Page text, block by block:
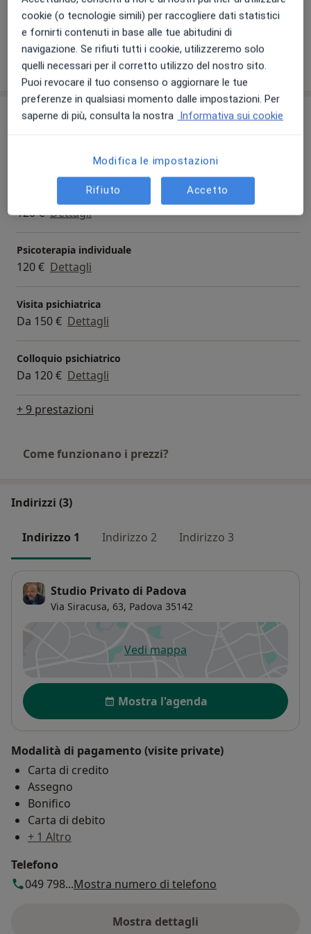
Diagnosi
– Formazione specialistica in Suicidologia
– Prevenzione Terziaria (reinserimento sociale, lotta
allo stigma)
– Certificazioni (IVG, Porto d’armi, etc.)
– Visite domiciliari
– Competenza per consulenze in lingua Inglese e
Psicoanalista formato con il Prof. Arnaldo Petterlini
Curriculum vitae completo su:
www.andreacostacurta.it
Visualizza galleria (1)
Mostra dettagli
sull'esperienza
Prestazioni e prezzi
120 € Dettagli
Psicoterapia individuale
120 € Dettagli
Visita psichiatrica
Da 150 € Dettagli
Colloquio psichiatrico
Da 120 € Dettagli
+ 9 prestazioni
Come funzionano i prezzi?
Indirizzi (3)
Indirizzo 1 Indirizzo 2 Indirizzo 3
Studio Privato di Padova
Via Siracusa, 63, Padova 35142
Vedi mappasi apre in una nuova scheda
Disponibilità
Mostra l'agenda
Modalità di pagamento (visite private)
Carta di credito
Assegno
Bonifico
Carta di debito
+ 1 Altro
Telefono
049 798...Mostra numero di telefono
Mostra dettagli
sull'indirizzo
cookie (o tecnologie simili) per raccogliere dati statistici
e fornirti contenuti in base alle tue abitudini di
navigazione. Se rifiuti tutti i cookie, utilizzeremo solo
quelli necessari per il corretto utilizzo del nostro sito.
Puoi revocare il tuo consenso o aggiornare le tue
preferenze in qualsiasi momento dalle impostazioni. Per
saperne di più, consulta la nostra Informativa sui cookie
Modifica le impostazioni
Rifiuto Accetto